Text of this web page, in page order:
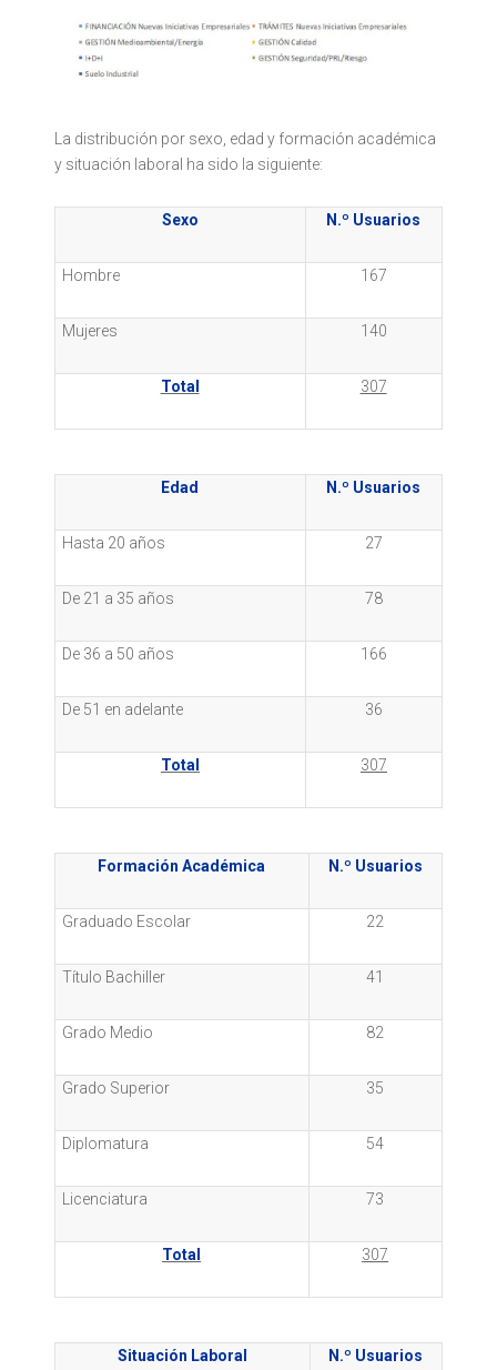
La distribución por sexo, edad y formación académica
y situación laboral ha sido la siguiente:
Sexo N.º Usuarios
Hombre 167
Mujeres 140
Total 307
Edad N.º Usuarios
Hasta 20 años 27
De 21 a 35 años 78
De 36 a 50 años 166
De 51 en adelante 36
Total 307
Formación Académica N.º Usuarios
Graduado Escolar 22
Título Bachiller 41
Grado Medio 82
Grado Superior 35
Diplomatura 54
Licenciatura 73
Total 307
Situación Laboral N.º Usuarios